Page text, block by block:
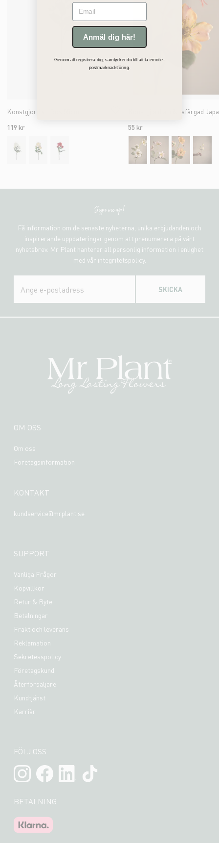
Konstgjord vit Ros 55cm
119 kr
55 kr
Sign me up!
Få information om de senaste nyheterna, unika erbjudanden och
inspirerande uppdateringar genom att prenumerera på vårt
nyhetsbrev. Mr Plant hanterar all personlig information i enlighet
med vår integritetspolicy.
SKICKA
OM OSS
Om oss
Företagsinformation
KONTAKT
kundservice@mrplant.se
SUPPORT
Vanliga Frågor
Köpvillkor
Retur & Byte
Betalningar
Frakt och leverans
Reklamation
Sekretesspolicy
Företagskund
Återförsäljare
Kundtjänst
Karriär
FÖLJ OSS
BETALNING
Email
Anmäl dig här!
Genom att registrera dig, samtycker du till att ta emot e-
postmarknadsföring.